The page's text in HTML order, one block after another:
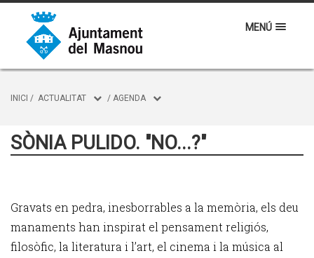
MENÚ
INICI / ACTUALITAT / AGENDA
SÒNIA PULIDO. "NO...?"
Gravats en pedra, inesborrables a la memòria, els deu
manaments han inspirat el pensament religiós,
filosòfic, la literatura i l’art, el cinema i la música al